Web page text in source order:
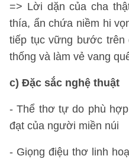
=> Lời dặn của cha
thía, ẩn chứa niềm hi
tiếp tục vững bước
thống và làm vẻ vang
c) Đặc sắc nghệ thuật
- Thể thơ tự do phù
đạt của người miền núi
- Giọng điệu thơ linh